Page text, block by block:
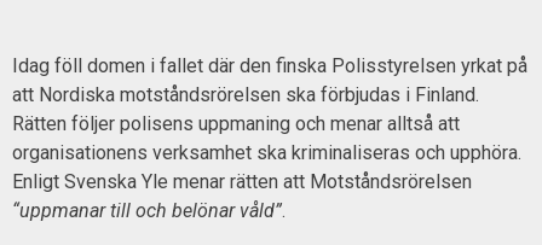
Idag föll domen i fallet där den finska Polisstyrelsen yrkat på
att Nordiska motståndsrörelsen ska förbjudas i Finland.
Rätten följer polisens uppmaning och menar alltså att
organisationens verksamhet ska kriminaliseras och upphöra.
Enligt Svenska Yle menar rätten att Motståndsrörelsen
“uppmanar till och belönar våld”.